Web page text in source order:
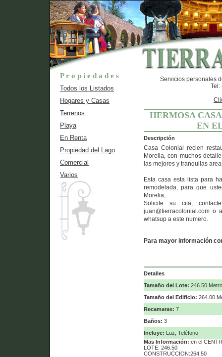
P r o p i e d a d e s
Todos los Listados
Hogares y Casas
Terrenos
Playa
En Renta
Propiedad del Lago
Comercial
Varios
Servicios personales
HERMOSA
EN
Descripción
Casa Colonial recien
Morelia, con muchos
las mejores y tranquilas
Esta casa esta lista para
remodelada, para que
Morelia,
Solicite su cita,
juan@tierracolonial.com o
whatsup a este numero.
Para mayor información
Detalles
Tamaño del Lote: 246.50
Tamaño del Edificio: 264.00
Recamaras: 7
Baños: 3
Incluye: Luz, Teléfono
Mas Información: en el
LOTE: 246.50
CONSTRUCCION:264.50